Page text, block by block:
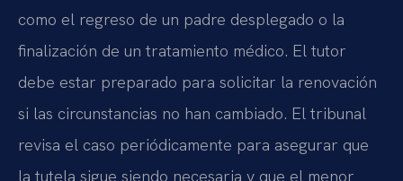
como el regreso de un padre desplegado o la
finalización de un tratamiento médico. El tutor
debe estar preparado para solicitar la renovación
si las circunstancias no han cambiado. El tribunal
revisa el caso periódicamente para asegurar que
la tutela sigue siendo necesaria y que el menor